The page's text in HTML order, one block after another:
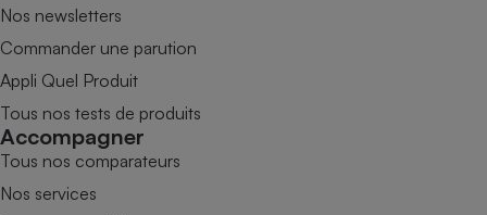
Nos newsletters
Commander une parution
Appli Quel Produit
Tous nos tests de produits
Accompagner
Tous nos comparateurs
Nos services